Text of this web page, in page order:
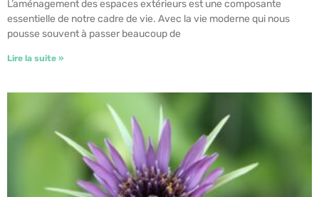
L’aménagement des espaces extérieurs est une composante
essentielle de notre cadre de vie. Avec la vie moderne qui nous
pousse souvent à passer beaucoup de
Lire la suite »